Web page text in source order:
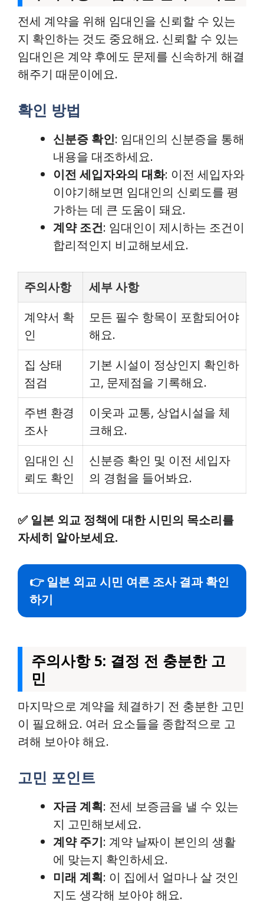
전세 계약을 위해 임대인을 신뢰할 수 있는
지 확인하는 것도 중요해요. 신뢰할 수 있는
임대인은 계약 후에도 문제를 신속하게 해결
해주기 때문이에요.
확인 방법
신분증 확인: 임대인의 신분증을 통해
내용을 대조하세요.
이전 세입자와의 대화: 이전 세입자와
이야기해보면 임대인의 신뢰도를 평
가하는 데 큰 도움이 돼요.
계약 조건: 임대인이 제시하는 조건이
합리적인지 비교해보세요.
주의사항
세부 사항
계약서 확
인
모든 필수 항목이 포함되어야
해요.
집 상태
점검
기본 시설이 정상인지 확인하
고, 문제점을 기록해요.
주변 환경
조사
이웃과 교통, 상업시설을 체
크해요.
임대인 신
뢰도 확인
신분증 확인 및 이전 세입자
의 경험을 들어봐요.
✅ 일본 외교 정책에 대한 시민의 목소리를
자세히 알아보세요.
👉 일본 외교 시민 여론 조사 결과 확인
하기
주의사항 5: 결정 전 충분한 고
민
마지막으로 계약을 체결하기 전 충분한 고민
이 필요해요. 여러 요소들을 종합적으로 고
려해 보아야 해요.
고민 포인트
자금 계획: 전세 보증금을 낼 수 있는
지 고민해보세요.
계약 주기: 계약 날짜이 본인의 생활
에 맞는지 확인하세요.
미래 계획: 이 집에서 얼마나 살 것인
지도 생각해 보아야 해요.